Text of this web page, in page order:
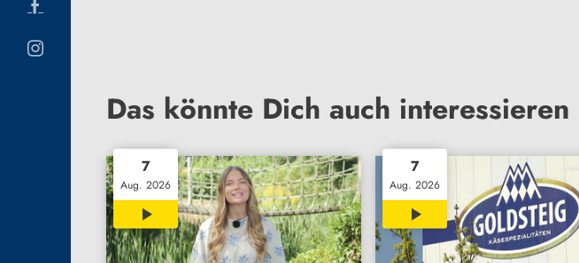
Das könnte Dich auch interessieren
7
Aug. 2026
14:49
7
Aug. 2026
00:38